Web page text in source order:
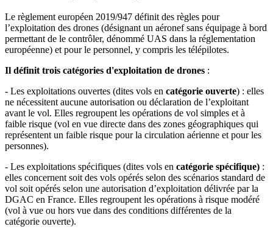
Le règlement européen 2019/947 définit des règles pour
l’exploitation des drones (désignant un aéronef sans équipage à bord
permettant de le contrôler, dénommé UAS dans la réglementation
européenne) et pour le personnel, y compris les télépilotes.
Il définit trois catégories d'exploitation de drones :
- Les exploitations ouvertes (dites vols en catégorie ouverte) : elles
ne nécessitent aucune autorisation ou déclaration de l’exploitant
avant le vol. Elles regroupent les opérations de vol simples et à
faible risque (vol en vue directe dans des zones géographiques qui
représentent un faible risque pour la circulation aérienne et pour les
personnes).
- Les exploitations spécifiques (dites vols en catégorie spécifique) :
elles concernent soit des vols opérés selon des scénarios standard de
vol soit opérés selon une autorisation d’exploitation délivrée par la
DGAC en France. Elles regroupent les opérations à risque modéré
(vol à vue ou hors vue dans des conditions différentes de la
catégorie ouverte).